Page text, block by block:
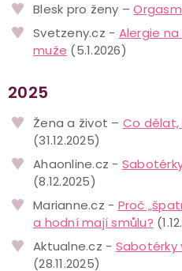
Blesk pro ženy –
Svetzeny.cz - Alergie
muže (5.1.2026)
2025
Žena a život – Co dělat,
(31.12.2025)
Ahaonline.cz -
(8.12.2025)
Marianne.cz - Proč
a hodní mají smůlu?
Aktualne.cz - Sabotérky
(28.11.2025)